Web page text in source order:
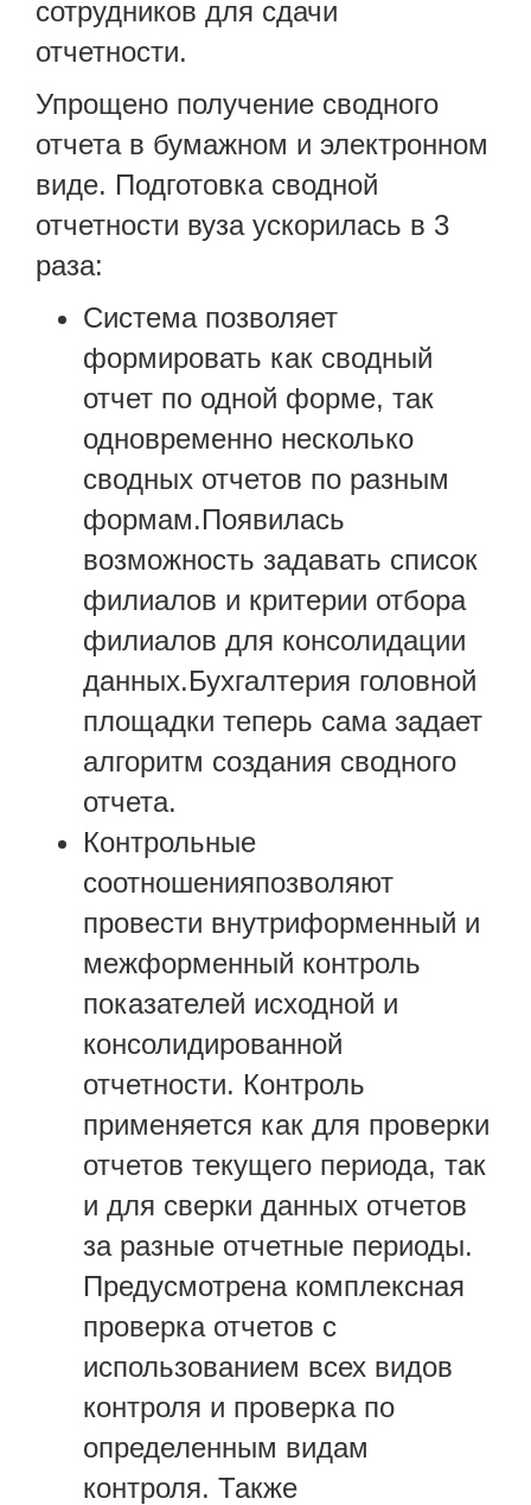
сотрудников для сдачи
отчетности.
Упрощено получение сводного
отчета в бумажном и электронном
виде. Подготовка сводной
отчетности вуза ускорилась в 3
раза:
Система позволяет
формировать как сводный
отчет по одной форме, так
одновременно несколько
сводных отчетов по разным
формам.Появилась
возможность задавать список
филиалов и критерии отбора
филиалов для консолидации
данных.Бухгалтерия головной
площадки теперь сама задает
алгоритм создания сводного
отчета.
Контрольные
соотношенияпозволяют
провести внутриформенный и
межформенный контроль
показателей исходной и
консолидированной
отчетности. Контроль
применяется как для проверки
отчетов текущего периода, так
и для сверки данных отчетов
за разные отчетные периоды.
Предусмотрена комплексная
проверка отчетов с
использованием всех видов
контроля и проверка по
определенным видам
контроля. Также